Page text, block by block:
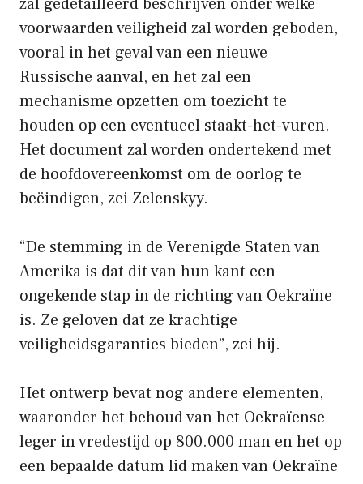
voorwaarden veiligheid zal worden geboden,
vooral in het geval van een nieuwe
Russische aanval, en het zal een
mechanisme opzetten om toezicht te
houden op een eventueel staakt-het-vuren.
Het document zal worden ondertekend met
de hoofdovereenkomst om de oorlog te
beëindigen, zei Zelenskyy.
“De stemming in de Verenigde Staten van
Amerika is dat dit van hun kant een
ongekende stap in de richting van Oekraïne
is. Ze geloven dat ze krachtige
veiligheidsgaranties bieden”, zei hij.
Het ontwerp bevat nog andere elementen,
waaronder het behoud van het Oekraïense
leger in vredestijd op 800.000 man en het op
een bepaalde datum lid maken van Oekraïne